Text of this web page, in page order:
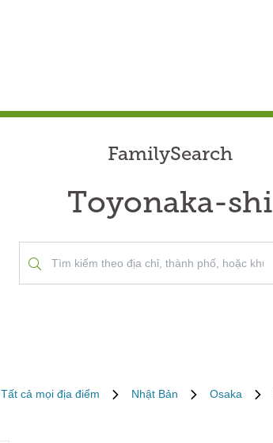
FamilySearch
Toyonaka-shi
Tất cả mọi địa điểm Nhật Bản Osaka